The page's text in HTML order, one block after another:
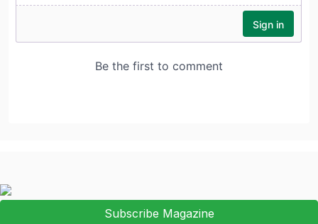
Subscribe Magazine